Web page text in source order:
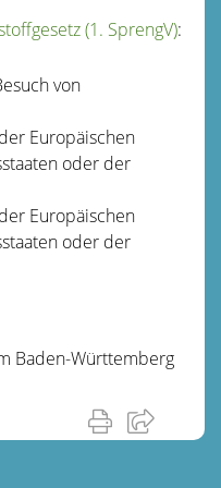
(1. SprengV):
von
Europäischen
oder der
Europäischen
oder der
Baden-Württemberg